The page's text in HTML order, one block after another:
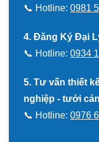
📞 Hotline: 0981
4. Đăng Ký Đại
📞 Hotline: 0934
5. Tư vấn thiết
nghiệp - tưới
📞 Hotline: 0976